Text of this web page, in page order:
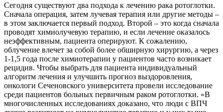
Сегодня существуют два подхода к лечению рака ротоглотки.
Сначала операция, затем лучевая терапия или другие методы –
в этом заключается первый подход. Второй – это когда сначала
проводят химиолучевую терапию, и если лечение оказалось
неэффективным, пациента оперируют. К сожалению,
облучение влечет за собой более обширную хирургию, а через
1-1,5 года после химиотерапии у пациентов часто возникает
рецидив. Чтобы выбрать для пациента индивидуальный
алгоритм лечения и улучшить прогноз выздоровления,
онкологи Сеченовского университета провели исследование
среди пациентов больных первичным раком ротоглотки. «В
многочисленных исследованиях доказано, что люди с ВПЧ